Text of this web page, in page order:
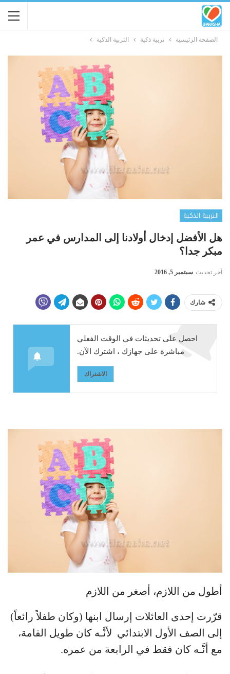
الصفحة الرئيسية تربية ذكية التربية الذكية
التربية الذكية
هل الأفضل إدخال أولادنا إلى المدارس في عمر
مبكر جدا؟
آخر تحديث سبتمبر 5, 2016
شارك
احصل على تحديثات في الوقت الفعلي
مباشرة على جهازك ، اشترك الآن.
الاشتراك
أطول من اللازم، أصغر من اللازم
قرّرت إحدى العائلات إرسال ابنها (وكان طفلاً رائعاً)
إلى الصف الأول الابتدائي لأنَّـه كان طويل القامة،
مع أنَّـه كان فقط في الرابعة من عمره.